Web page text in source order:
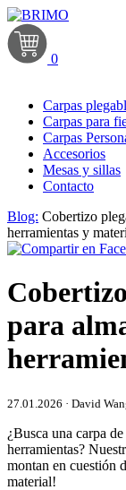
0
Carpas
Carpas para
Carpas
Accesorios
Mesas y sillas
Contacto
Blog: Cobertizo
herramientas y
para
27.01.2026 · David
¿Busca una carpa
herramientas?
montan en cuestión
material!